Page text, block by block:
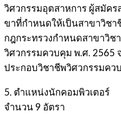
วิศวกรรมอุตสาหการ ผู้สมัค
ขาที่กําหนดให้เป็นสาขาวิช
กฎกระทรวงกําหนดสาขาวิช
วิศวกรรมควบคุม พ.ศ. 2565
ประกอบวิชาชีพวิศวกรรมคว
5. ตำแหน่งนักคอมพิวเตอร์
จำนวน 9 อัตรา